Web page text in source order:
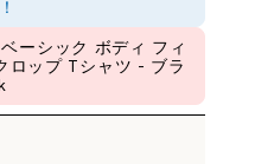
ーシック ボディ フィ
ロップ Tシャツ - ブラ